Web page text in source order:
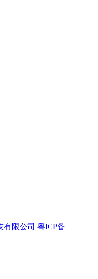
有限公司 粤ICP备